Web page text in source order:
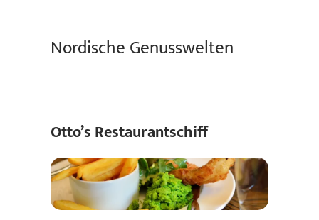
Nordische Genusswelten
Otto’s Restaurantschiff